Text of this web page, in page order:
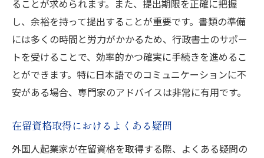
テップ
在留資格取得のプロセスを理解する
資金調達のための基本的な準備
起業に必要な資金の算出方法
日本国内の資金調達先の選定
コンサルタントの活用で効率的に日本で起業を
実現する
ることが求められます。また、提出期限を正確に把握
し、余裕を持って提出することが重要です。書類の準備
には多くの時間と労力がかかるため、行政書士のサポー
トを受けることで、効率的かつ確実に手続きを進めるこ
とができます。特に日本語でのコミュニケーションに不
安がある場合、専門家のアドバイスは非常に有用です。
在留資格取得におけるよくある疑問
外国人起業家が在留資格を取得する際、よくある疑問の